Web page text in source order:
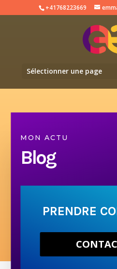
+41768223669
Sélectionner une page
MON ACTU
Blog
PRENDRE